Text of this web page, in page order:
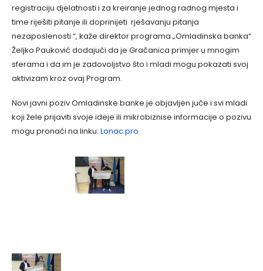
registraciju djelatnosti i za kreiranje jednog radnog mjesta i
time riješiti pitanje ili doprinijeti rješavanju pitanja
nezaposlenosti “, kaže direktor programa „Omladinska banka“
Željko Pauković dodajući da je Gračanica primjer u mnogim
sferama i da im je zadovoljstvo što i mladi mogu pokazati svoj
aktivizam kroz ovaj Program.
Novi javni poziv Omladinske banke je objavljen juče i svi mladi
koji žele prijaviti svoje ideje ili mikrobiznise informacije o pozivu
mogu pronaći na linku: Lonac.pro